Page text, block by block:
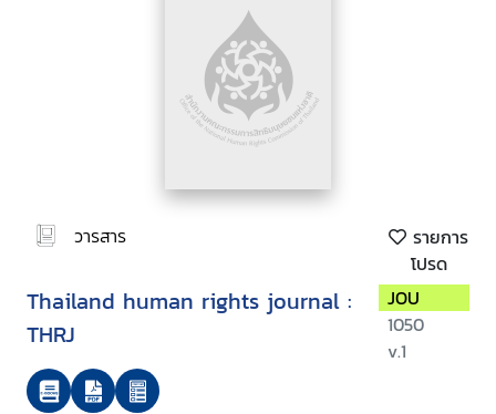
วารสาร
รายการ
โปรด
Thailand human rights journal :
THRJ
JOU
1050
v.1